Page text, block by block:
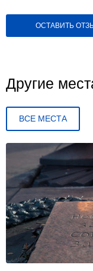
ОСТАВИТЬ
Другие
ВСЕ МЕСТА